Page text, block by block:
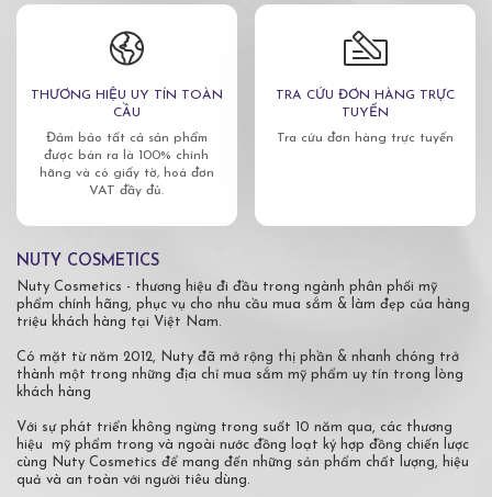
THƯƠNG HIỆU UY TÍN TOÀN
CẦU
Đảm bảo tất cả sản phẩm
được bán ra là 100% chính
hãng và có giấy tờ, hoá đơn
VAT đầy đủ.
TRA CỨU ĐƠN HÀNG TRỰC
TUYẾN
Tra cứu đơn hàng trực tuyến
NUTY COSMETICS
Nuty Cosmetics - thương hiệu đi đầu trong ngành phân phối mỹ
phẩm chính hãng, phục vụ cho nhu cầu mua sắm & làm đẹp của hàng
triệu khách hàng tại Việt Nam.
Có mặt từ năm 2012, Nuty đã mở rộng thị phần & nhanh chóng trở
thành một trong những địa chỉ mua sắm mỹ phẩm uy tín trong lòng
khách hàng
Với sự phát triển không ngừng trong suốt 10 năm qua, các thương
hiệu mỹ phẩm trong và ngoài nước đồng loạt ký hợp đồng chiến lược
cùng Nuty Cosmetics để mang đến những sản phẩm chất lượng, hiệu
quả và an toàn với người tiêu dùng.